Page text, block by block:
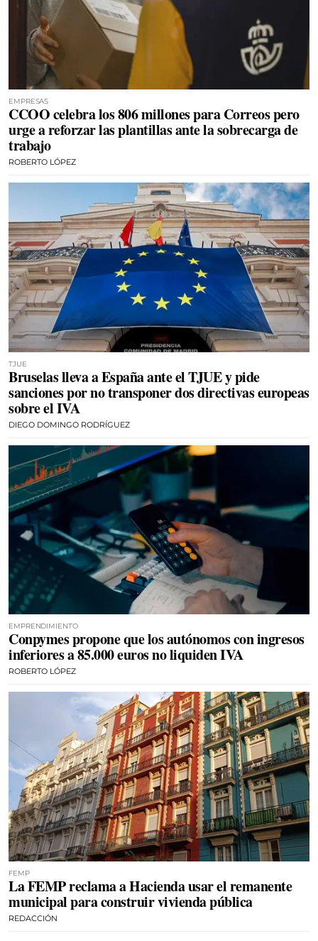
EMPRESAS
CCOO celebra los 806 millones para Correos pero
urge a reforzar las plantillas ante la sobrecarga de
trabajo
ROBERTO LÓPEZ
TJUE
Bruselas lleva a España ante el TJUE y pide
sanciones por no transponer dos directivas europeas
sobre el IVA
DIEGO DOMINGO RODRÍGUEZ
EMPRENDIMIENTO
Conpymes propone que los autónomos con ingresos
inferiores a 85.000 euros no liquiden IVA
ROBERTO LÓPEZ
FEMP
La FEMP reclama a Hacienda usar el remanente
municipal para construir vivienda pública
REDACCIÓN